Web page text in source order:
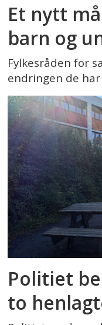
Et nytt
barn og
Fylkesråden for
endringen de
Politiet
to